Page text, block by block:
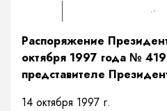
Распоряжение
октября 1997 года №
представителе
14 октября 1997 г.